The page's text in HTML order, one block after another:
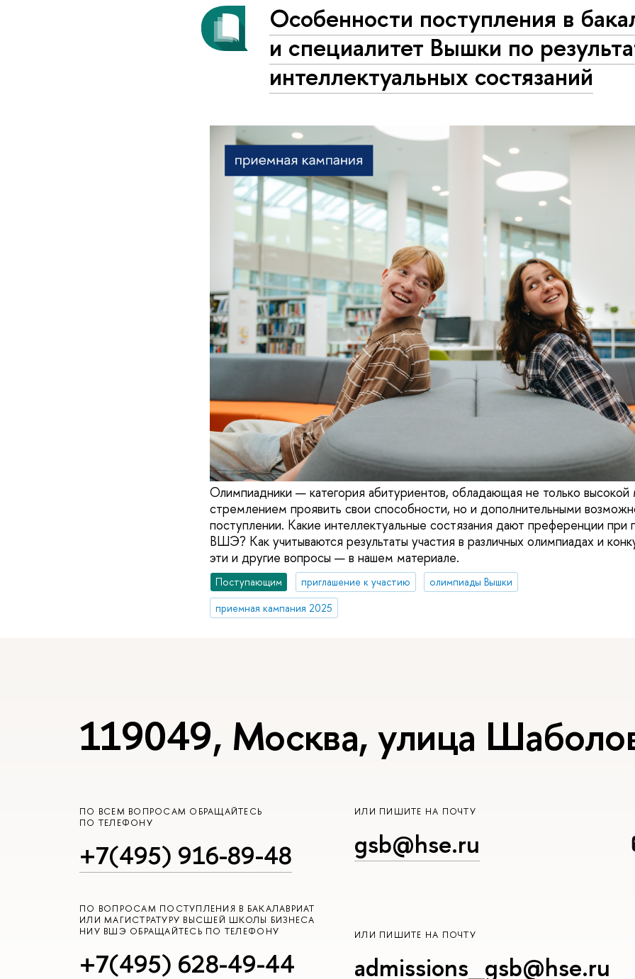
Особенности поступления в
и специалитет Вышки по
интеллектуальных состязаний
Олимпиадники — категория абитуриентов, обладающая не только высокой
стремлением проявить свои способности, но и дополнительными
поступлении. Какие интеллектуальные состязания дают преференции
ВШЭ? Как учитываются результаты участия в различных олимпиадах и
эти и другие вопросы — в нашем материале.
Поступающим приглашение к участию
олимпиады Вышки
приемная кампания 2025
119049, Москва, улица
ПО ВСЕМ ВОПРОСАМ ОБРАЩАЙТЕСЬ
ПО ТЕЛЕФОНУ
+7(495) 916-89-48
ИЛИ ПИШИТЕ НА ПОЧТУ
gsb@hse.ru
ПО ВОПРОСАМ ПОСТУПЛЕНИЯ В БАКАЛАВРИАТ
ИЛИ МАГИСТРАТУРУ ВЫСШЕЙ ШКОЛЫ БИЗНЕСА
НИУ ВШЭ ОБРАЩАЙТЕСЬ ПО ТЕЛЕФОНУ
+7(495) 628-49-44
ИЛИ ПИШИТЕ НА ПОЧТУ
admissions_gsb@hse.ru